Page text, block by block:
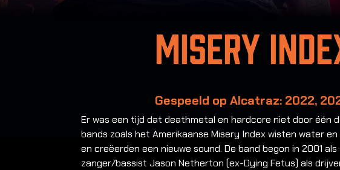
Misery
Gespeeld op Alcatraz: 2022,
Er was een tijd dat deathmetal en hardcore niet door één
bands zoals het Amerikaanse Misery Index wisten water
en creëerden een nieuwe sound. De band begon in 2001
zanger/bassist Jason Netherton (ex-Dying Fetus) als